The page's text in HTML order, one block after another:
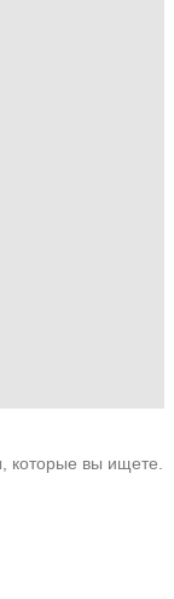
которые вы ищете.